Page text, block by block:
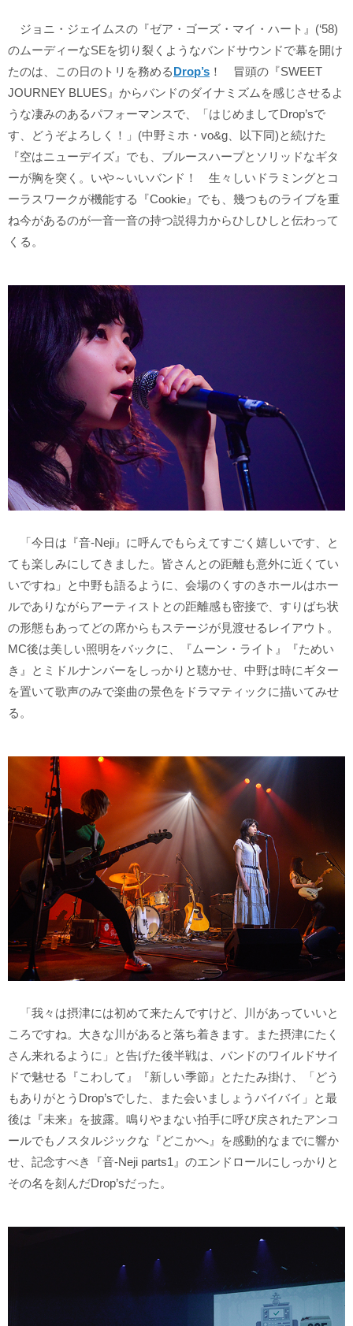
ジョニ・ジェイムスの『ゼア・ゴーズ・マイ・ハート』(‘58)
のムーディーなSEを切り裂くようなバンドサウンドで幕を開け
たのは、この日のトリを務めるDrop’s ！ 冒頭の『SWEET
JOURNEY BLUES』からバンドのダイナミズムを感じさせるよ
うな凄みのあるパフォーマンスで、「はじめましてDrop’sで
す、どうぞよろしく！」(中野ミホ・vo&g、以下同)と続けた
『空はニューデイズ』でも、ブルースハープとソリッドなギタ
ーが胸を突く。いや～いいバンド！ 生々しいドラミングとコ
ーラスワークが機能する『Cookie』でも、幾つものライブを重
ね今があるのが一音一音の持つ説得力からひしひしと伝わって
くる。
「今日は『音-Neji』に呼んでもらえてすごく嬉しいです、と
ても楽しみにしてきました。皆さんとの距離も意外に近くてい
いですね」と中野も語るように、会場のくすのきホールはホー
ルでありながらアーティストとの距離感も密接で、すりばち状
の形態もあってどの席からもステージが見渡せるレイアウト。
MC後は美しい照明をバックに、『ムーン・ライト』『ためい
き』とミドルナンバーをしっかりと聴かせ、中野は時にギター
を置いて歌声のみで楽曲の景色をドラマティックに描いてみせ
る。
「我々は摂津には初めて来たんですけど、川があっていいと
ころですね。大きな川があると落ち着きます。また摂津にたく
さん来れるように」と告げた後半戦は、バンドのワイルドサイ
ドで魅せる『こわして』『新しい季節』とたたみ掛け、「どう
もありがとうDrop’sでした、また会いましょうバイバイ」と最
後は『未来』を披露。鳴りやまない拍手に呼び戻されたアンコ
ールでもノスタルジックな『どこかへ』を感動的なまでに響か
せ、記念すべき『音-Neji parts1』のエンドロールにしっかりと
その名を刻んだDrop’sだった。